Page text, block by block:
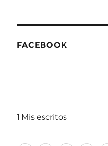
FACEBOOK
1 Mis escritos